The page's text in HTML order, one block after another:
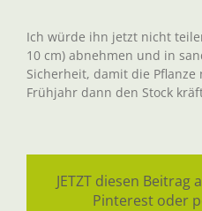
Ich würde ihn jetzt nicht
10 cm) abnehmen und in
Sicherheit, damit die
Frühjahr dann den Stock
JETZT diesen Beitrag
Pinterest oder